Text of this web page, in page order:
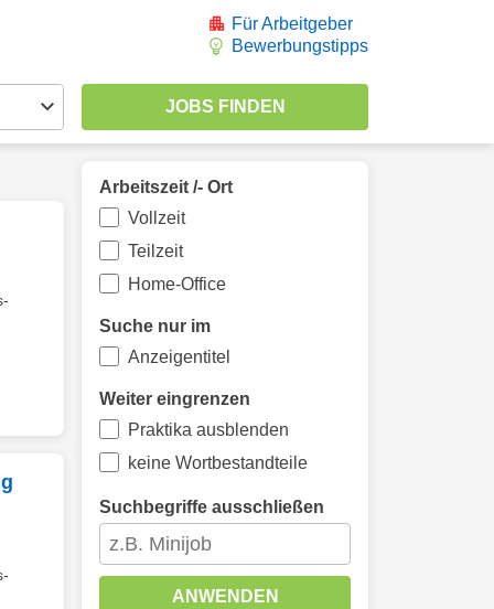
Für Arbeitgeber
Bewerbungstipps
Arbeitszeit /- Ort
Vollzeit
Teilzeit
Home-Office
Suche nur im
Anzeigentitel
Weiter eingrenzen
Praktika ausblenden
keine Wortbestandteile
Suchbegriffe ausschließen
ANWENDEN